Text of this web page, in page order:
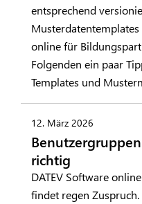
entsprechend
Musterdatentemplates
online für
Folgenden ein paar
Templates und
12. März 2026
richtig
DATEV Software
findet regen